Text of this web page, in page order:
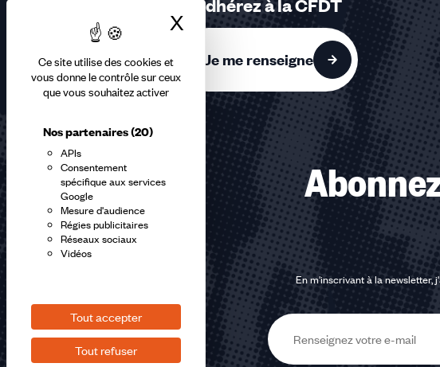
Ce site utilise des cookies et
vous donne le contrôle sur ceux
que vous souhaitez activer
Nos partenaires(20)
APIs
Consentement
spécifique aux services
Google
Mesure d'audience
Régies publicitaires
Réseaux sociaux
Vidéos
Tout accepter
Tout refuser
X Masquer le bandeau des
accessibles
Adhérez à la CFDT
Je me renseigne
En m'inscrivant à la newsletter,
E-